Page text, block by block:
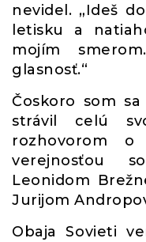
nevidel. „Ideš
letisku a
mojím
glasnosť.“
Čoskoro som
strávil celú
rozhovorom
verejnosťou
Leonidom
Jurijom
Obaja Sovieti